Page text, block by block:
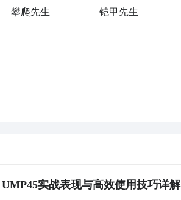
攀爬先生 铠甲先生
UMP45实战表现与高效使用技巧详解